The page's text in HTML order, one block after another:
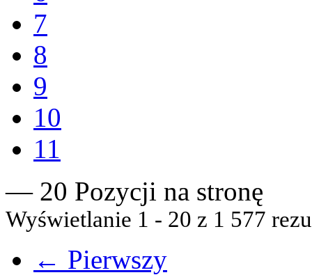
7
8
9
10
11
— 20 Pozycji na stronę
Wyświetlanie 1 - 20 z 1 577
← Pierwszy